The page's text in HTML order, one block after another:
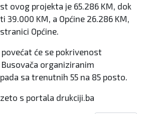
ovog projekta je 65.286 KM, dok
39.000 KM, a Općine 26.286 KM,
Općine.
će se pokrivenost
organiziranim
sa trenutnih 55 na 85 posto.
s portala drukciji.ba